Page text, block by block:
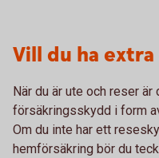
Vill du ha extra
När du är ute och reser
försäkringsskydd i form
Om du inte har ett
hemförsäkring bör du